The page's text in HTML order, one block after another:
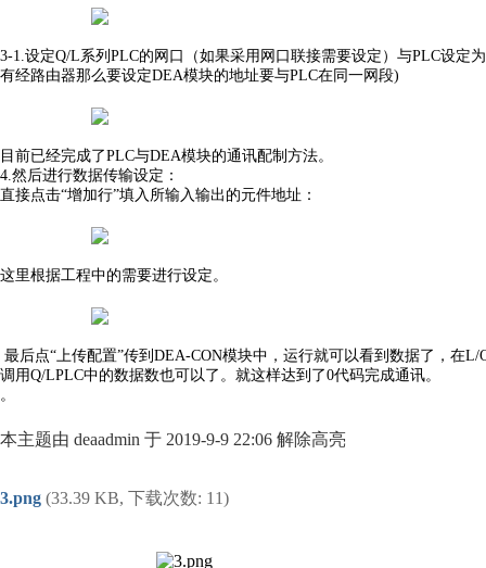
3-1.设定Q/L系列PLC的网口（如果采用网口联接需要设定）与PLC设定
有经路由器那么要设定DEA模块的地址要与PLC在同一网段)
目前已经完成了PLC与DEA模块的通讯配制方法。
4.然后进行数据传输设定：
直接点击“增加行”填入所输入输出的元件地址：
这里根据工程中的需要进行设定。
最后点“上传配置”传到DEA-CON模块中，运行就可以看到数据了，在
调用Q/LPLC中的数据数也可以了。就这样达到了0代码完成通讯。
。
本主题由 deaadmin 于 2019-9-9 22:06 解除高亮
3.png (33.39 KB, 下载次数: 11)